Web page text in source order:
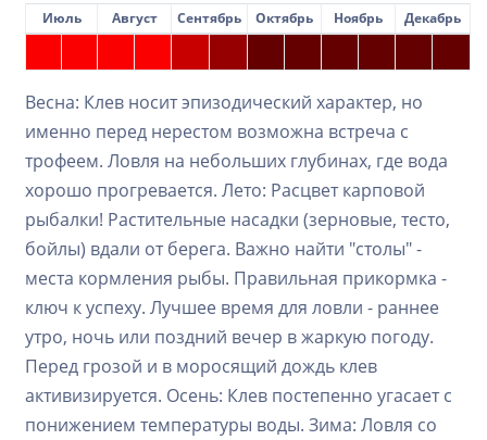
Июль Август Сентябрь Октябрь Ноябрь Декабрь
Весна: Клев носит эпизодический характер, но
именно перед нерестом возможна встреча с
трофеем. Ловля на небольших глубинах, где вода
хорошо прогревается. Лето: Расцвет карповой
рыбалки! Растительные насадки (зерновые, тесто,
бойлы) вдали от берега. Важно найти "столы" -
места кормления рыбы. Правильная прикормка -
ключ к успеху. Лучшее время для ловли - раннее
утро, ночь или поздний вечер в жаркую погоду.
Перед грозой и в моросящий дождь клев
активизируется. Осень: Клев постепенно угасает с
понижением температуры воды. Зима: Ловля со